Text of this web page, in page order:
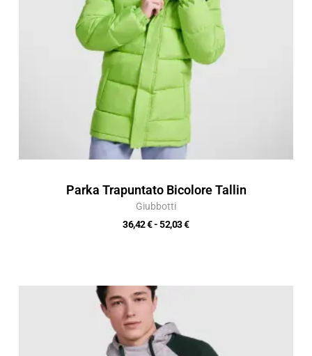
Parka Trapuntato Bicolore Tallin
Giubbotti
36,42€- 52,03€
da
16,84 €